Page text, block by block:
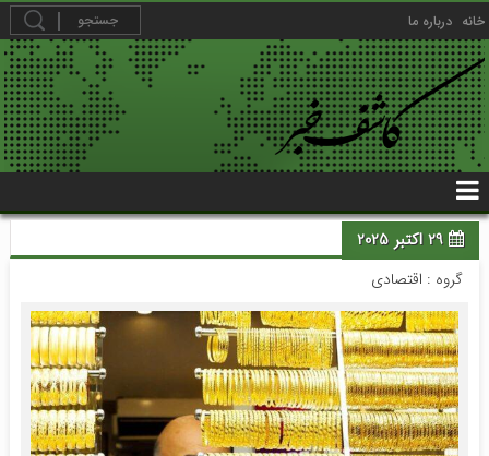
خانه درباره ما
29 اکتبر 2025
گروه : اقتصادی